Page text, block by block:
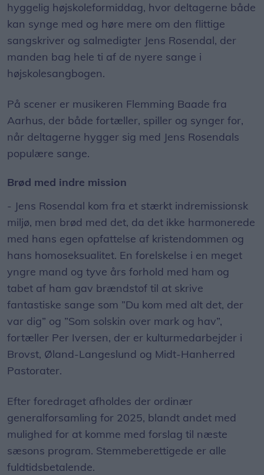
hyggelig højskoleformiddag, hvor deltagerne både
kan synge med og høre mere om den flittige
sangskriver og salmedigter Jens Rosendal, der
manden bag hele ti af de nyere sange i
højskolesangbogen.
På scener er musikeren Flemming Baade fra
Aarhus, der både fortæller, spiller og synger for,
når deltagerne hygger sig med Jens Rosendals
populære sange.
Brød med indre mission
- Jens Rosendal kom fra et stærkt indremissionsk
miljø, men brød med det, da det ikke harmonerede
med hans egen opfattelse af kristendommen og
hans homoseksualitet. En forelskelse i en meget
yngre mand og tyve års forhold med ham og
tabet af ham gav brændstof til at skrive
fantastiske sange som ”Du kom med alt det, der
var dig” og ”Som solskin over mark og hav”,
fortæller Per Iversen, der er kulturmedarbejder i
Brovst, Øland-Langeslund og Midt-Hanherred
Pastorater.
Efter foredraget afholdes der ordinær
generalforsamling for 2025, blandt andet med
mulighed for at komme med forslag til næste
sæsons program. Stemmeberettigede er alle
fuldtidsbetalende.